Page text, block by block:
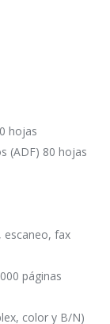
hojas
(ADF) 80 hojas
escaneo, fax
páginas
color y B/N)